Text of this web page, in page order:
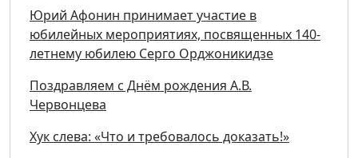
Юрий Афонин принимает участие в
юбилейных мероприятиях, посвященных 140-
летнему юбилею Серго Орджоникидзе
Поздравляем с Днём рождения А.В.
Червонцева
Хук слева: «Что и требовалось доказать!»